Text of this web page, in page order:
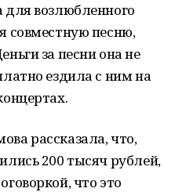
для возлюбленного
совместную песню,
за песни она не
ездила с ним на
рассказала, что,
200 тысяч рублей,
что это